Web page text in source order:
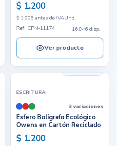
$ 1.200
$ 1.008 antes de IVAUnd.
Ref. CPN-11174
16.046 disp.
Ver producto
ESCRITURA
3 variaciones
Esfero Bolígrafo Ecológico
Owens en Cartón Reciclado
$ 1.200